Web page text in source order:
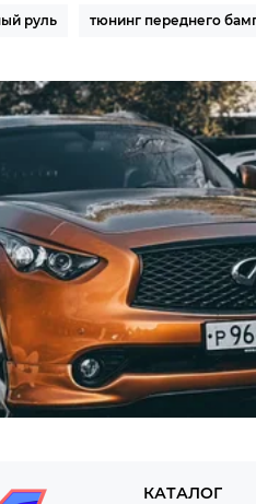
руль тюнинг переднего
КАТАЛОГ